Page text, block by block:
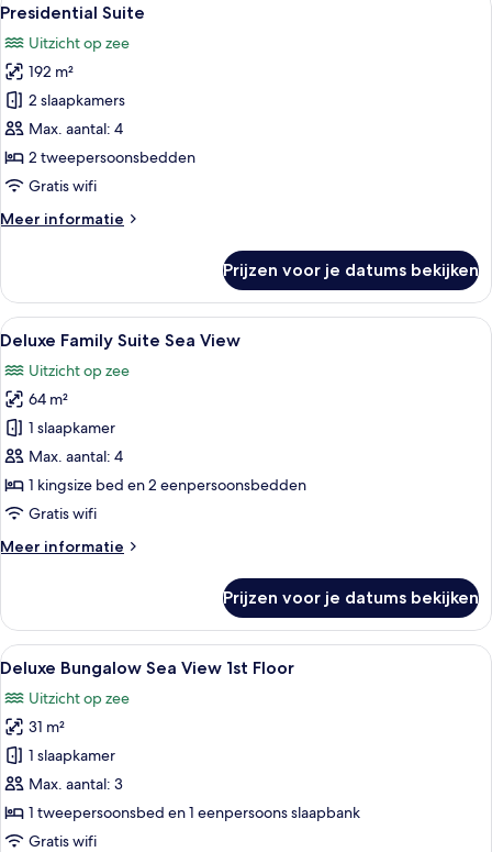
View
foto's
voor
Presidential
Suite
laden
4
Presidential Suite
Uitzicht op zee
192 m²
2 slaapkamers
Max. aantal: 4
2 tweepersoonsbedden
Gratis wifi
Meer informatie
Meer
Suite
Prijzen voor je datums bekijken
Alle
foto's
voor
Deluxe
Family
Suite
Sea
View
Een slaapkamer met een groot bed,
7
Deluxe Family Suite Sea View
Uitzicht op zee
64 m²
1 slaapkamer
Max. aantal: 4
1 kingsize bed en 2 eenpersoonsbedden
Gratis wifi
Meer informatie
Meer
Family
Suite
Sea
Prijzen voor je datums bekijken
Alle
foto's
voor
Deluxe
Bungalow
Sea
View
1st
Een hotelkamer met een groot bed,
4
Deluxe Bungalow Sea View 1st Floor
Uitzicht op zee
31 m²
1 slaapkamer
Max. aantal: 3
1 tweepersoonsbed en 1 eenpersoons slaapbank
Gratis wifi